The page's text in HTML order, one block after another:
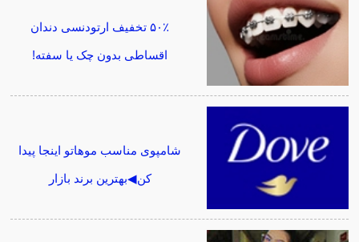
۵۰٪ تخفیف ارتودنسی دندان
اقساطی بدون چک یا سفته!
شامپوی مناسب موهاتو اینجا پیدا
کن◀بهترین برند بازار